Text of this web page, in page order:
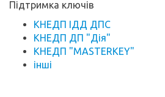
Підтримка ключів
КНЕДП ІДД ДПС
КНЕДП ДП "Дія"
КНЕДП "MASTERKEY"
інші